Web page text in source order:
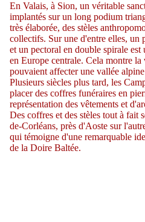
En Valais, à Sion, un véritable
implantés sur un long podium
très élaborée, des stèles
collectifs. Sur une d'entre elles,
et un pectoral en double spirale
en Europe centrale. Cela montre la
pouvaient affecter une vallée
Plusieurs siècles plus tard, les
placer des coffres funéraires en
représentation des vêtements et
Des coffres et des stèles tout à fait
de-Corléans, près d'Aoste sur
qui témoigne d'une remarquable
de la Doire Baltée.